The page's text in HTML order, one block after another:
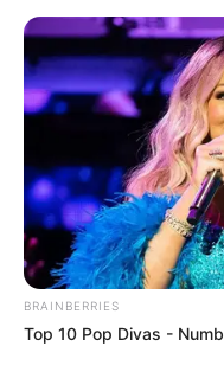
ΤΑΥΤΟΤΗΤΑ ΚΑΙ
© 2025
BRAINBERRIES
Top 10 Pop Divas -